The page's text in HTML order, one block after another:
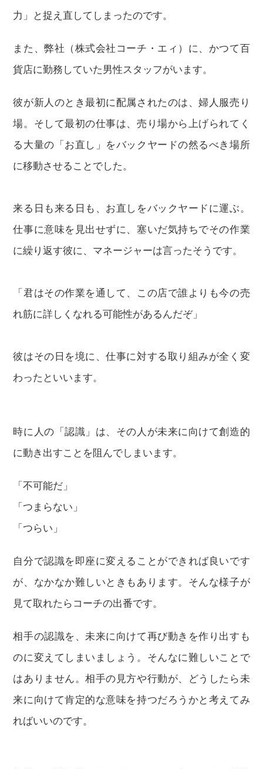
力」と捉え直してしまったのです。
また、弊社（株式会社コーチ・エィ）に、かつて百
貨店に勤務していた男性スタッフがいます。
彼が新人のとき最初に配属されたのは、婦人服売り
場。そして最初の仕事は、売り場から上げられてく
る大量の「お直し」をバックヤードの然るべき場所
に移動させることでした。
来る日も来る日も、お直しをバックヤードに運ぶ。
仕事に意味を見出せずに、塞いだ気持ちでその作業
に繰り返す彼に、マネージャーは言ったそうです。
「君はその作業を通して、この店で誰よりも今の売
れ筋に詳しくなれる可能性があるんだぞ」
彼はその日を境に、仕事に対する取り組みが全く変
わったといいます。
時に人の「認識」は、その人が未来に向けて創造的
に動き出すことを阻んでしまいます。
「不可能だ」
「つまらない」
「つらい」
自分で認識を即座に変えることができれば良いです
が、なかなか難しいときもあります。そんな様子が
見て取れたらコーチの出番です。
相手の認識を、未来に向けて再び動きを作り出すも
のに変えてしまいましょう。そんなに難しいことで
はありません。相手の見方や行動が、どうしたら未
来に向けて肯定的な意味を持つだろうかと考えてみ
ればいいのです。